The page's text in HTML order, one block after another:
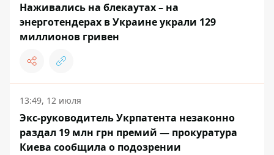
Наживались на блекаутах – на
энерготендерах в Украине украли 129
миллионов гривен
13:49, 12 июля
Экс-руководитель Укрпатента незаконно
раздал 19 млн грн премий — прокуратура
Киева сообщила о подозрении